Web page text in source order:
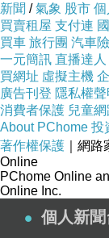
推薦渡假村
新聞 /氣象 股市 個
買賣租屋 支付連
買車 旅行團 汽車
一元簡訊 直播達人
買網址 虛擬主機
廣告刊登 隱私權聲
消費者保護 兒童
About PChome 投
著作權保護 ｜網
Online
PChome Online
Online Inc.
個人新聞